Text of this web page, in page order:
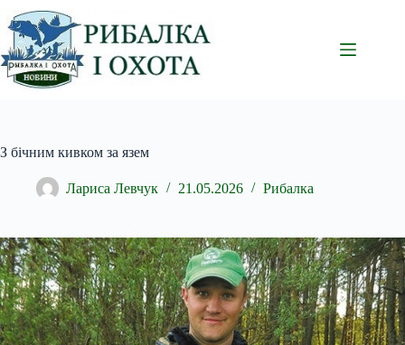
Перейти
до
вмісту
З бічним кивком за язем
Лариса Левчук 21.05.2026 Рибалка